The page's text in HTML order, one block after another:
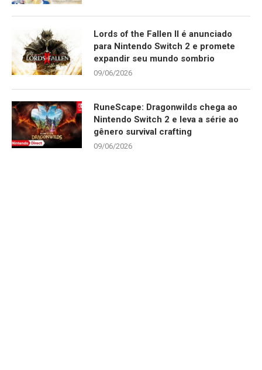
Lords of the Fallen II é anunciado
para Nintendo Switch 2 e promete
expandir seu mundo sombrio
09/06/2026
RuneScape: Dragonwilds chega ao
Nintendo Switch 2 e leva a série ao
gênero survival crafting
09/06/2026